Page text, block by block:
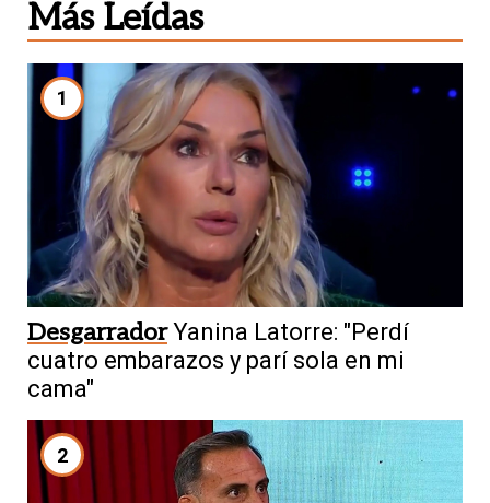
Más Leídas
1
Desgarrador Yanina Latorre: "Perdí
cuatro embarazos y parí sola en mi
cama"
2